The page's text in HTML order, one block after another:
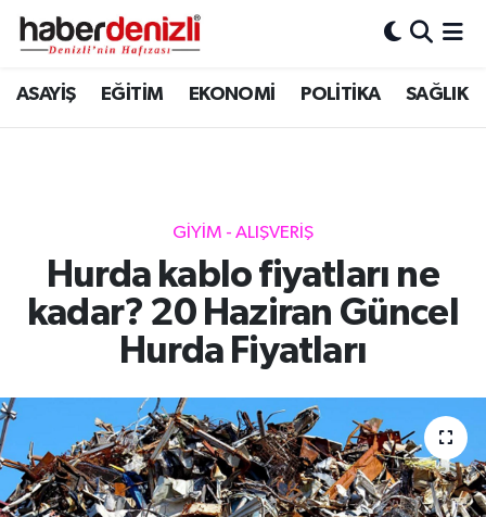
ASAYİŞ EĞİTİM EKONOMİ POLİTİKA SAĞLIK
GİYİM - ALIŞVERİŞ
Hurda kablo fiyatları ne
kadar? 20 Haziran Güncel
Hurda Fiyatları
Denizli Nöbetçi Eczaneler
Tüm Manşetler
Son Dakika Haberleri
Haber Arşivi